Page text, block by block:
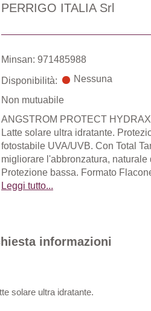
PERRIGO ITALIA Srl
Minsan: 971485988
Disponibilità: Nessuna
Non mutuabile
ANGSTROM PROTECT
Latte solare ultra idratante.
fotostabile UVA/UVB. Con Total
migliorare l'abbronzatura, naturale
Protezione bassa. Formato
Leggi tutto...
informazioni
solare ultra idratante.